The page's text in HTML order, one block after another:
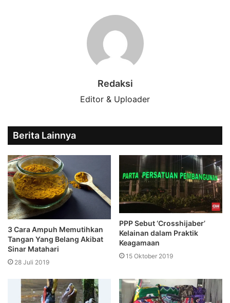
Redaksi
Editor & Uploader
Berita Lainnya
3 Cara Ampuh Memutihkan
Tangan Yang Belang Akibat
Sinar Matahari
28 Juli 2019
PPP Sebut ‘Crosshijaber’
Kelainan dalam Praktik
Keagamaan
15 Oktober 2019